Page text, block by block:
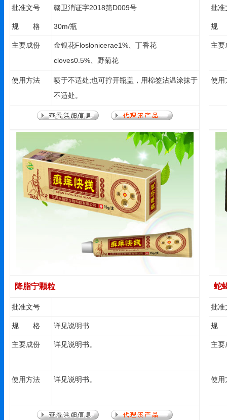
批准文号 赣卫消证字2018第D009号
规 格 30m/瓶
主要成份
金银花Floslonicerae1%、丁香花
cloves0.5%、野菊花
ChrysanthemumindicumL1%、薄荷脑
MenthacanadaensisL.0.2%、冰片
0.01%-0.3%等。
使用方法
喷于不适处;也可拧开瓶盖，用棉签沾温涂抹于
不适处。
批准
规
主要
使用
降脂宁颗粒
批准文号
规 格 详见说明书
主要成份 详见说明书。
使用方法 详见说明书。
蛇
批准
规
主要
使用